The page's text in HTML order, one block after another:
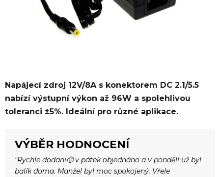
Napájecí zdroj 12V/8A s konektorem DC 2.1/5.5
nabízí výstupní výkon až 96W a spolehlivou
toleranci ±5%. Ideální pro různé aplikace.
VÝBĚR HODNOCENÍ
"Rychle dodani🙂 v pátek objednáno a v pondělí už byl
balík doma. Manžel byl moc spokojený. Vřele